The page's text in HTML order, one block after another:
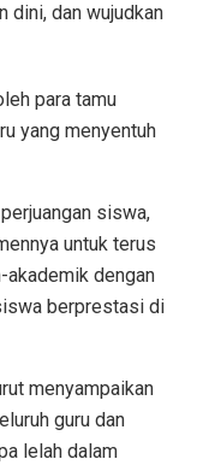
dini, dan wujudkan
para tamu
yang menyentuh
siswa,
untuk terus
dengan
berprestasi di
menyampaikan
guru dan
lelah dalam